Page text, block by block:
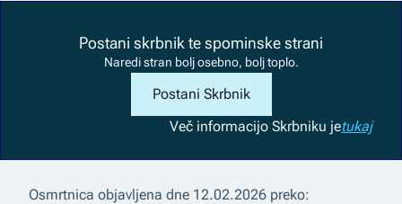
Postani skrbnik te spominske strani
Naredi stran bolj osebno, bolj toplo.
Postani Skrbnik
Več informacijo Skrbniku jetukaj
Osmrtnica objavljena dne 12.02.2026 preko: